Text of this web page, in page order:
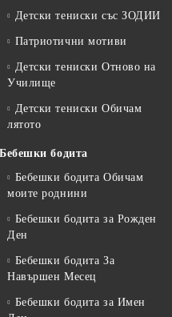
Детски тениски със ЗОДИИ
Патриотични мотиви
Детски тениски Отново на
Училище
Детски тениски Обичам
лятото
Бебешки бодита
Бебешки бодита Обичам
моите роднини
Бебешки бодита за Рожден
Ден
Бебешки бодита За
Навършен Месец
Бебешки бодита за Имен